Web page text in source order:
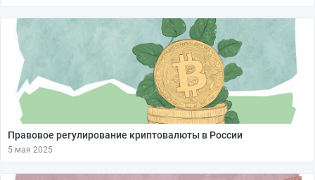
Правовое регулирование криптовалюты в России
5 мая 2025